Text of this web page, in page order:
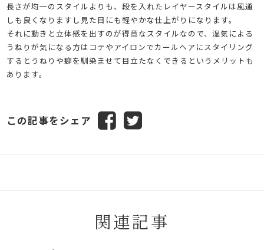
長さが均一のスタイルよりも、段を入れたレイヤースタイルは風通
しも良くなりますし見た目にも軽やかな仕上がりになります。
それに動きと立体感を出すのが得意なスタイルなので、湿気による
うねりが気になる方はコテやアイロンでカールヘアにスタイリング
するとうねりや癖を馴染ませて目立たなくできるというメリットも
あります。
この記事をシェア
関連記事